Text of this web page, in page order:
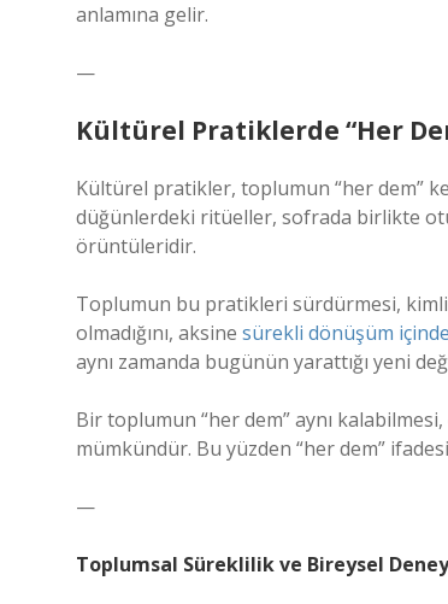
anlamına gelir.
—
Kültürel Pratiklerde “Her
Kültürel pratikler, toplumun “her dem”
düğünlerdeki ritüeller, sofrada birlikte
örüntüleridir.
Toplumun bu pratikleri sürdürmesi,
olmadığını, aksine sürekli dönüşüm içinde
aynı zamanda bugünün yarattığı yeni
Bir toplumun “her dem” aynı
mümkündür. Bu yüzden “her dem”
—
Toplumsal Süreklilik ve Bireysel